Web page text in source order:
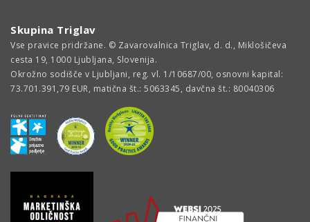
Skupina Triglav
Vse pravice pridržane. © Zavarovalnica Triglav, d. d., Miklošičeva
cesta 19, 1000 Ljubljana, Slovenija.
Okrožno sodišče v Ljubljani, reg. vl. 1/10687/00, osnovni kapital:
73.701.391,79 EUR, matična št.: 5063345, davčna št.: 80040306